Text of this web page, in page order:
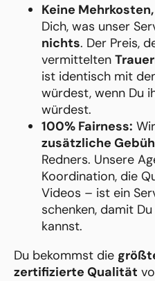
Keine
Dich, was unser
nichts. Der Preis,
vermittelten
ist identisch mit
würdest, wenn Du
würdest.
100% Fairness:
zusätzliche
Redners. Unsere
Koordination, die
Videos – ist ein
schenken, damit
kannst.
Du bekommst die
zertifizierte Qualität